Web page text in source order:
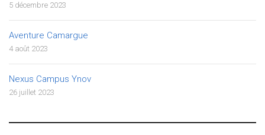
5 décembre 2023
Aventure Camargue
4 août 2023
Nexus Campus Ynov
26 juillet 2023